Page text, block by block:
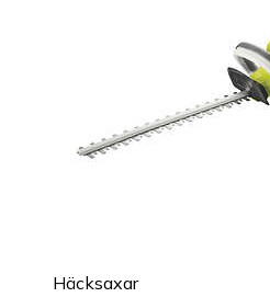
Häcksaxar